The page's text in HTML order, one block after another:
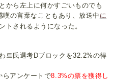
から左上に何かすごいものでも
嘆の言葉なこともあり、放送中 に
トされるようになった。
트氏選考Dブロックを32.2%の得
らアンケートで8.3%の票を獲得し